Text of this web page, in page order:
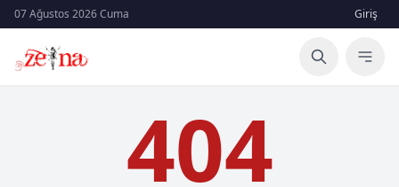
07 Ağustos 2026 Cuma Giriş
404